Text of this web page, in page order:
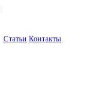
Статьи Контакты